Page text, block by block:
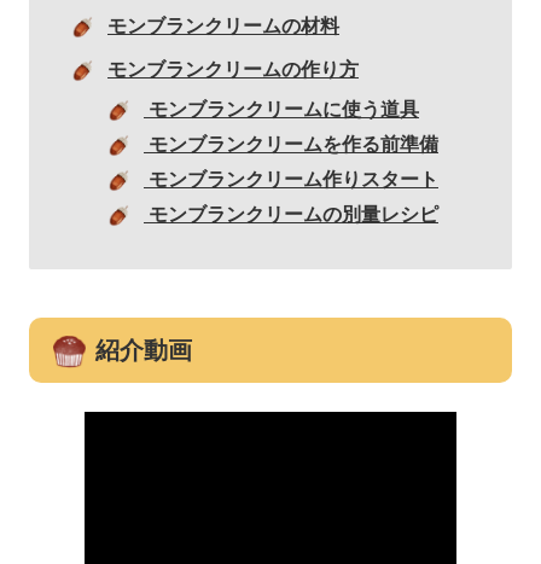
モンブランクリームの材料
モンブランクリームの作り方
モンブランクリームに使う道具
モンブランクリームを作る前準備
モンブランクリーム作りスタート
モンブランクリームの別量レシピ
紹介動画